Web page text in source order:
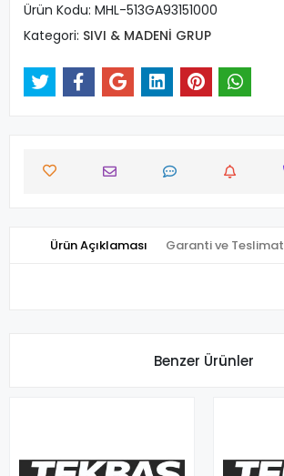
Ürün Kodu: MHL-513GA93151000
Kategori: SIVI & MADENİ GRUP
Ürün Açıklaması Garanti ve Teslimat
Benzer Ürünler